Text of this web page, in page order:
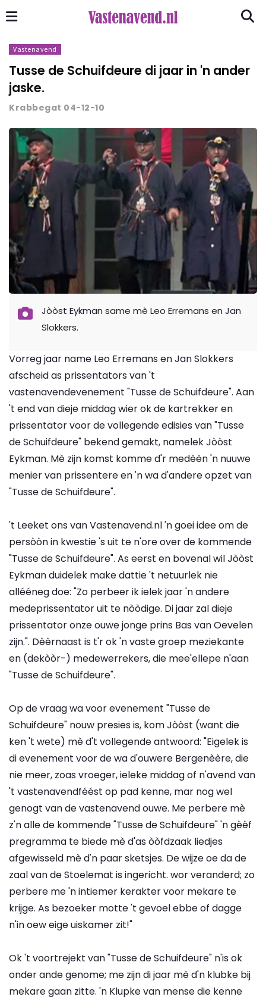
Vastenavend
Tusse de Schuifdeure di jaar in 'n ander
jaske.
Krabbegat 04-12-10
Jòòst Eykman same mè Leo Erremans en Jan
Slokkers.
Vorreg jaar name Leo Erremans en Jan Slokkers
afscheid as prissentators van 't
vastenavendevenement "Tusse de Schuifdeure". Aan
't end van dieje middag wier ok de kartrekker en
prissentator voor de vollegende edisies van "Tusse
de Schuifdeure" bekend gemakt, namelek Jòòst
Eykman. Mè zijn komst komme d'r medèèn 'n nuuwe
menier van prissentere en 'n wa d'andere opzet van
"Tusse de Schuifdeure".
't Leeket ons van Vastenavend.nl 'n goei idee om de
persòòn in kwestie 's uit te n'ore over de kommende
"Tusse de Schuifdeure". As eerst en bovenal wil Jòòst
Eykman duidelek make dattie 't netuurlek nie
allééneg doe: "Zo perbeer ik ielek jaar 'n andere
medeprissentator uit te nòòdige. Di jaar zal dieje
prissentator onze ouwe jonge prins Bas van Oevelen
zijn.". Dèèrnaast is t'r ok 'n vaste groep meziekante
en (dekòòr-) medewerrekers, die mee'ellepe n'aan
"Tusse de Schuifdeure".
Op de vraag wa voor evenement "Tusse de
Schuifdeure" nouw presies is, kom Jòòst (want die
ken 't wete) mè d't vollegende antwoord: "Eigelek is
di evenement voor de wa d'ouwere Bergenèère, die
nie meer, zoas vroeger, ieleke middag of n'avend van
't vastenavendféést op pad kenne, mar nog wel
genogt van de vastenavend ouwe. Me perbere mè
z'n alle de kommende "Tusse de Schuifdeure" 'n gèèf
pregramma te biede mè d'as òòfdzaak liedjes
afgewisseld mè d'n paar sketsjes. De wijze oe da de
zaal van de Stoelemat is ingericht. wor veranderd; zo
perbere me 'n intiemer kerakter voor mekare te
krijge. As bezoeker motte 't gevoel ebbe of dagge
n'in oew eige uiskamer zit!"
Ok 't voortrejekt van "Tusse de Schuifdeure" n'is ok
onder ande genome; me zijn di jaar mè d'n klubke bij
mekare gaan zitte. 'n Klupke van mense die kenne